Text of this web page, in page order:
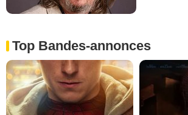
Top Bandes-annonces